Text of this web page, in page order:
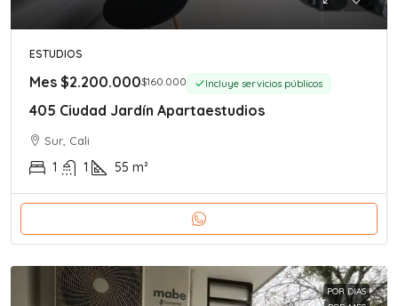
ESTUDIOS
Mes $2.200.000$160.000 Incluye servicios públicos
405 Ciudad Jardín Apartaestudios
Sur, Cali
1 1 55 m²
POR DIAS